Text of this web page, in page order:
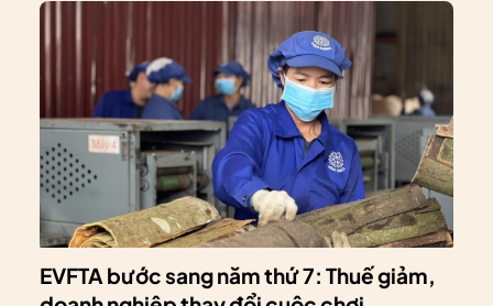
EVFTA bước sang năm thứ 7: Thuế giảm,